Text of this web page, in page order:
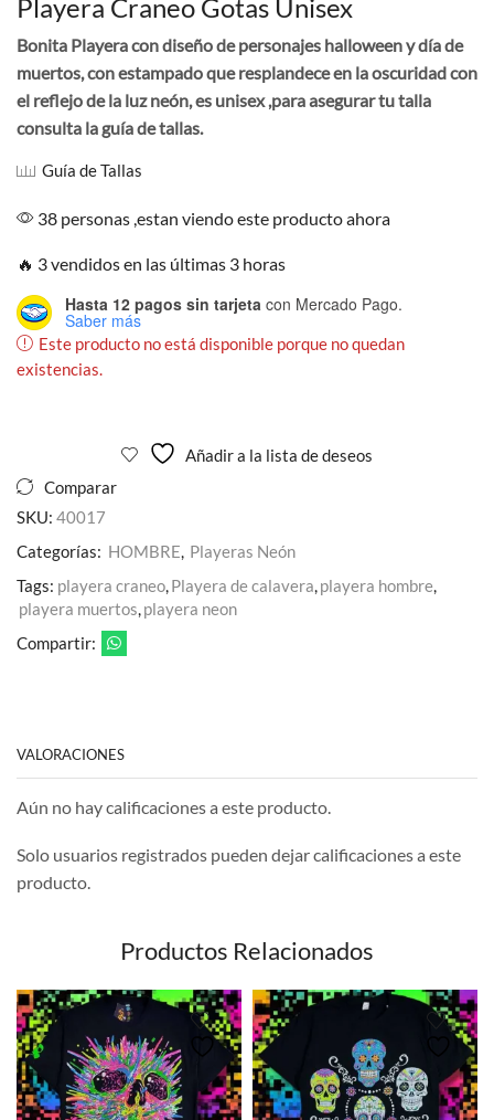
Playera Craneo Gotas Unisex
Bonita Playera con diseño de personajes halloween y día de
muertos, con estampado que resplandece en la oscuridad con
el reflejo de la luz neón, es unisex ,para asegurar tu talla
consulta la guía de tallas.
Guía de Tallas
38 personas ,estan viendo este producto ahora
🔥 3 vendidos en las últimas 3 horas
Hasta 12 pagos sin tarjeta con Mercado Pago.
Saber más
Este producto no está disponible porque no quedan
existencias.
Añadir a la lista de deseos
Comparar
SKU: 40017
Categorías: HOMBRE, Playeras Neón
Tags: playera craneo,Playera de calavera,playera hombre,
playera muertos,playera neon
Compartir:
VALORACIONES
Aún no hay calificaciones a este producto.
Solo usuarios registrados pueden dejar calificaciones a este
producto.
Productos Relacionados